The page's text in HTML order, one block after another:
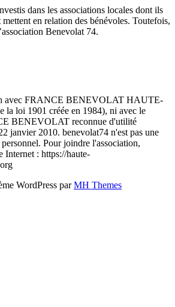
dans les associations locales dont ils
en relation des bénévoles. Toutefois,
Benevolat 74.
avec FRANCE BENEVOLAT HAUTE-
la loi 1901 créée en 1984), ni avec le
BENEVOLAT reconnue d'utilité
janvier 2010. benevolat74 n'est pas une
Pour joindre l'association,
Internet : https://haute-
WordPress parMH Themes